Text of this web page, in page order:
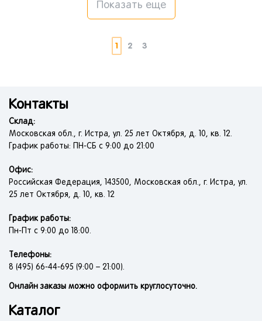
Показать еще
1 2 3
Контакты
Склад:
Московская обл., г. Истра, ул. 25 лет Октября, д. 10, кв. 12.
График работы: ПН-СБ с 9:00 до 21:00
Офис:
Российская Федерация, 143500, Московская обл., г. Истра, ул.
25 лет Октября, д. 10, кв. 12
График работы:
Пн-Пт с 9:00 до 18:00.
Телефоны:
8 (495) 66-44-695 (9:00 – 21:00).
Онлайн заказы можно оформить круглосуточно.
Каталог